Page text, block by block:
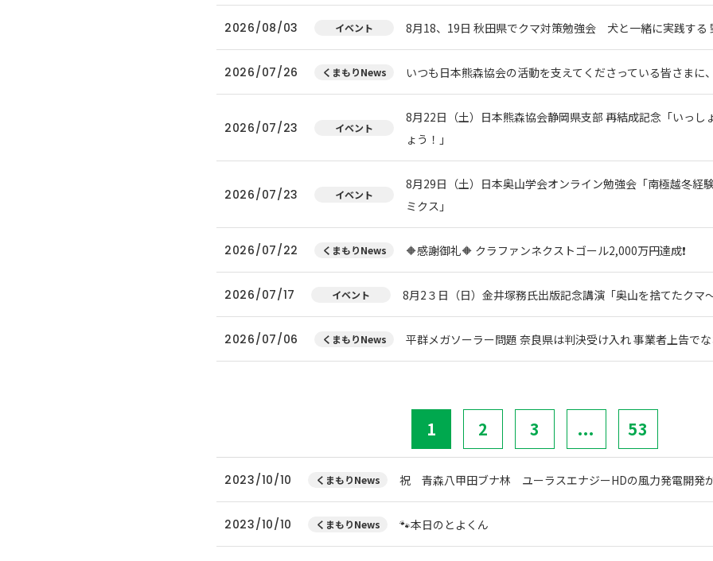
2026/08/03 イベント 8月18、19日 秋田県でクマ対策勉強会 犬と一緒に実践する
2026/07/26 くまもりNews いつも日本熊森協会の活動を支えてくださっている皆さまに
2026/07/23 イベント
8月22日（土）日本熊森協会静岡県支部 再結成記念「いっし
ょう！」
2026/07/23 イベント
8月29日（土）日本奥山学会オンライン勉強会「南極越冬経
ミクス」
2026/07/22 くまもりNews 🔶感謝御礼🔶 クラファンネクストゴール2,000万円達成❗
2026/07/17 イベント 8月2３日（日）金井塚務氏出版記念講演「奥山を捨てたクマ
2026/07/06 くまもりNews 平群メガソーラー問題 奈良県は判決受け入れ 事業者上告で
1 2 3 ... 53
2023/10/10 くまもりNews 祝 青森八甲田ブナ林 ユーラスエナジーHDの風力発電開発
2023/10/10 くまもりNews 🐾本日のとよくん